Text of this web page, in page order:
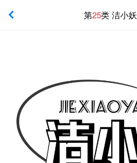
第25类 洁小妖